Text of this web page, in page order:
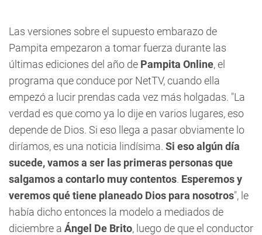
Las versiones sobre el supuesto embarazo de
Pampita empezaron a tomar fuerza durante las
últimas ediciones del año de Pampita Online, el
programa que conduce por NetTV, cuando ella
empezó a lucir prendas cada vez más holgadas. "La
verdad es que como ya lo dije en varios lugares, eso
depende de Dios. Si eso llega a pasar obviamente lo
diríamos, es una noticia lindísima. Si eso algún día
sucede, vamos a ser las primeras personas que
salgamos a contarlo muy contentos. Esperemos y
veremos qué tiene planeado Dios para nosotros", le
había dicho entonces la modelo a mediados de
diciembre a Ángel De Brito, luego de que el conductor